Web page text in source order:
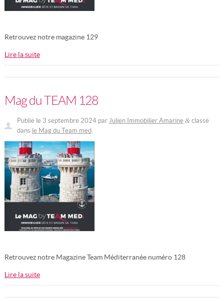
Retrouvez notre magazine 129
Lire la suite
Mag du TEAM 128
Publié le 3 septembre 2024par Julien Immobilier Amarine &classé
dans le Mag du Team med.
Retrouvez notre Magazine Team Méditerranée numéro 128
Lire la suite